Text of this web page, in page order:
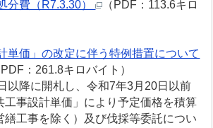
分費（R7.3.30）
（PDF：113.6キロ
単価」の改定に伴う特例措置について
PDF：261.8キロバイト）
以降に開札し、令和7年3月20日以前
工事設計単価」により予定価格を積算
繕工事を除く）及び伐採等委託につい